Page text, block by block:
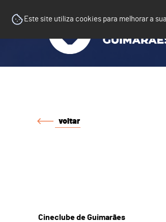
Este site utiliza cookies para melhorar a
voltar
Cineclube de Guimarães